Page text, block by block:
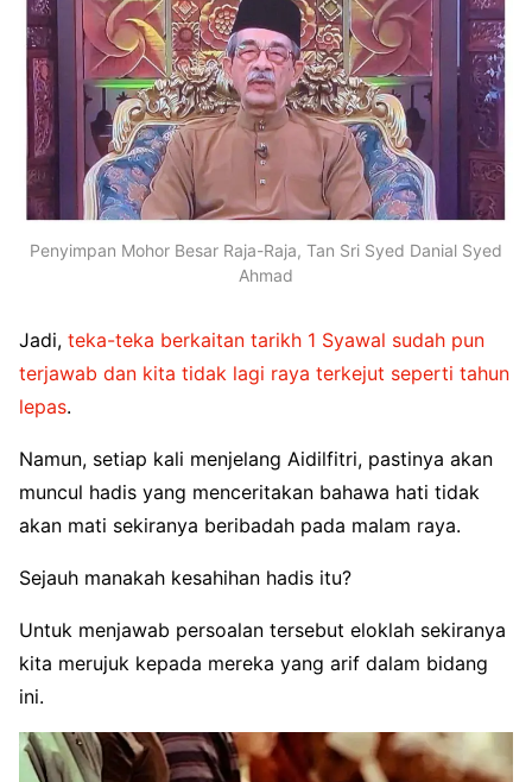
Penyimpan Mohor Besar Raja-Raja, Tan Sri Syed Danial Syed
Ahmad
Jadi, teka-teka berkaitan tarikh 1 Syawal sudah pun
terjawab dan kita tidak lagi raya terkejut seperti tahun
lepas.
Namun, setiap kali menjelang Aidilfitri, pastinya akan
muncul hadis yang menceritakan bahawa hati tidak
akan mati sekiranya beribadah pada malam raya.
Sejauh manakah kesahihan hadis itu?
Untuk menjawab persoalan tersebut eloklah sekiranya
kita merujuk kepada mereka yang arif dalam bidang
ini.